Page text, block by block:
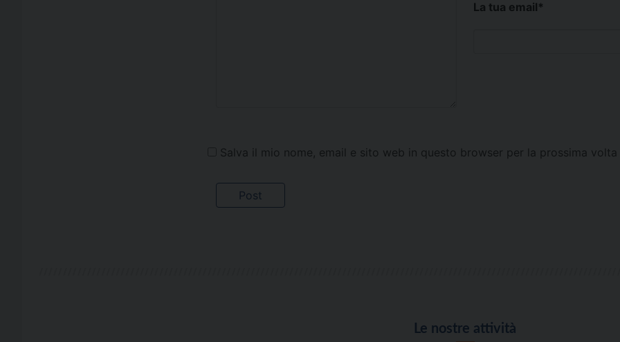
La tua email*
Salva il mio nome, email e sito web in questo browser per la prossima
Le nostre attività